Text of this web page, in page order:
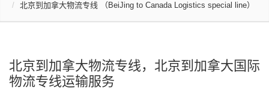
北京到加拿大物流专线 （BeiJing to Canada Logistics special line）
北京到加拿大物流专线，北京到加拿大国际
物流专线运输服务